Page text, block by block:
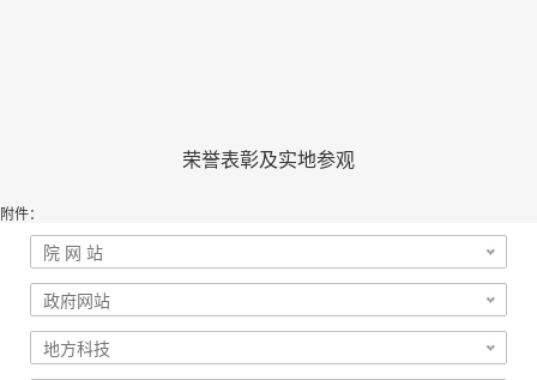
荣誉表彰及实地参观
附件：